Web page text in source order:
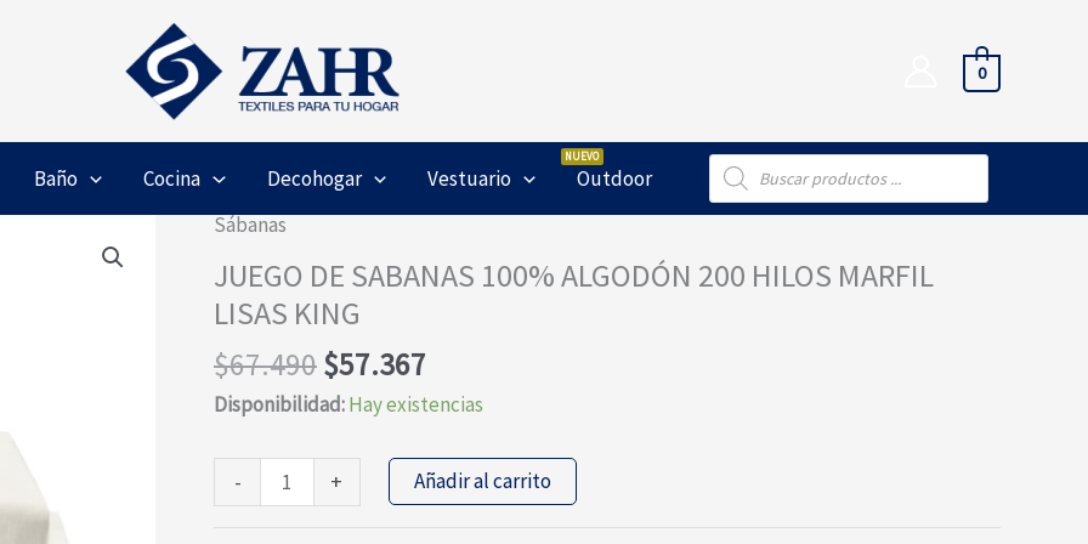
0
Baño Cocina Decohogar Vestuario Outdoor
Búsqueda
de
productos
Sábanas
JUEGO DE SABANAS 100% ALGODÓN 200 HILOS MARFIL
LISAS KING
$67.490El
precio
era:
$67.490.
$57.367
precio
es:
$57.367.
Disponibilidad:Hay existencias
-
DE
+ Añadir al carrito